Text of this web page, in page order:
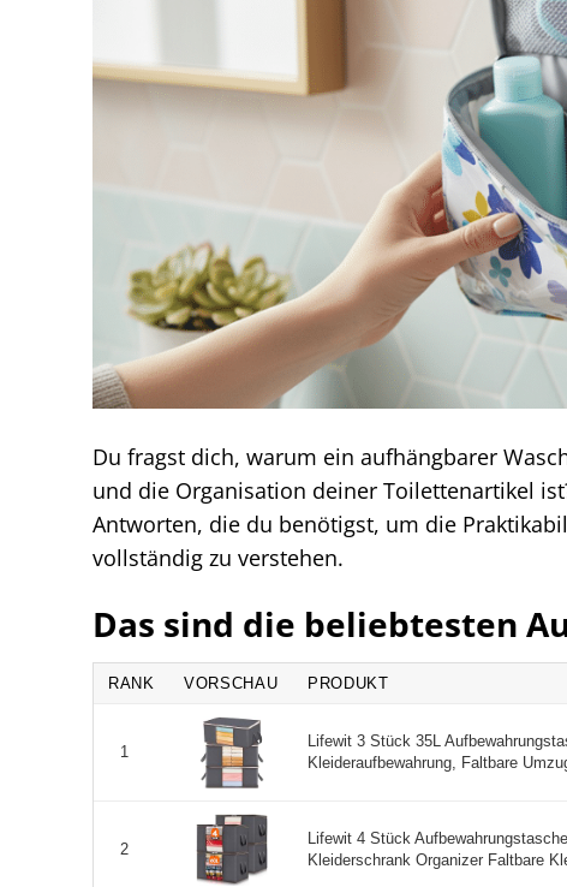
Du fragst dich, warum ein aufhängbarer
und die Organisation deiner Toilettenartikel
Antworten, die du benötigst, um die
vollständig zu verstehen.
Das sind die beliebtesten
RANK VORSCHAU PRODUKT
1
Lifewit 3 Stück 35L
Kleideraufbewahrung, Faltbare
2
Lifewit 4 Stück
Kleiderschrank Organizer Faltbare